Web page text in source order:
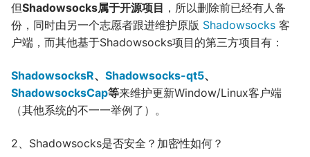
但Shadowsocks属于开源项目 ，所以删除前已经有人备
份，同时由另一个志愿者跟进维护原版 Shadowsocks 客
户端，而其他基于Shadowsocks项目的第三方项目有：
ShadowsocksR、 Shadowsocks-qt5、
ShadowsocksCap等来维护更新Window/Linux客户端
（其他系统的不一一举例了）。
2、Shadowsocks是否安全？加密性如何？